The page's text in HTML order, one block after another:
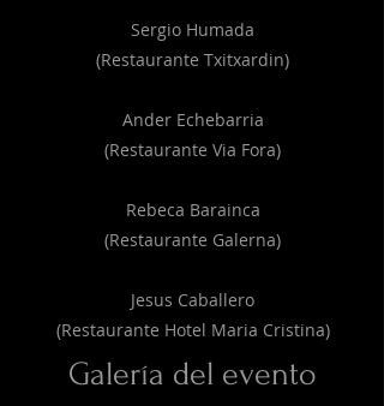
Sergio Humada
(Restaurante Txitxardin)
Ander Echebarria
(Restaurante Via Fora)
Rebeca Barainca
(Restaurante Galerna)
Jesus Caballero
(Restaurante Hotel Maria Cristina)
Galería del evento